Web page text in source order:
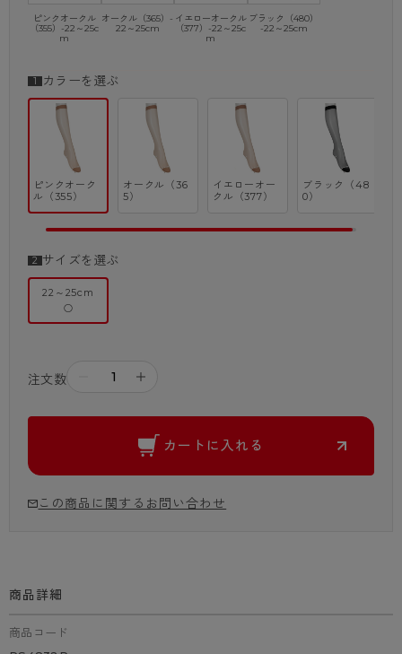
実物と色味が異なる場合がございます。
ピンクオークル
（355）-22～25c
m
オークル（365）-
22～25cm
イエローオークル
（377）-22～25c
m
ブラック（480）
-22～25cm
カラーを選ぶ
ピンクオーク
ル（355）
オークル（36
5）
イエローオー
クル（377）
ブラック（48
0）
サイズを選ぶ
22～25cm
○
注文数 ＋
カートに入れる
この商品に関するお問い合わせ
商品詳細
商品コード